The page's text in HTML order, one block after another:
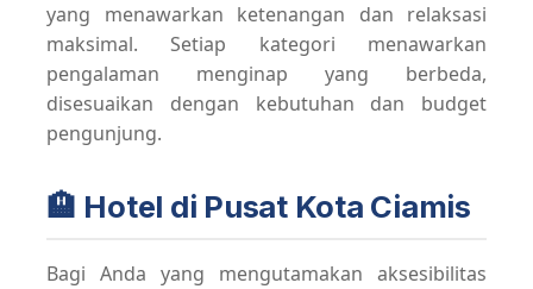
yang menawarkan ketenangan dan relaksasi
maksimal. Setiap kategori menawarkan
pengalaman menginap yang berbeda,
disesuaikan dengan kebutuhan dan budget
pengunjung.
🏨 Hotel di Pusat Kota Ciamis
Bagi Anda yang mengutamakan aksesibilitas